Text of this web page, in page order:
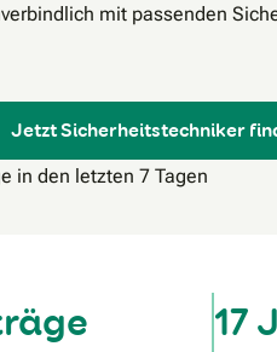
mit passenden
Jetzt Sicherheitstechniker
in den letzten 7 Tagen
17